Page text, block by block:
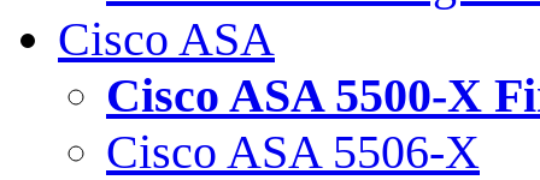
Cisco ASA
Cisco ASA 5500-X
Cisco ASA 5506-X